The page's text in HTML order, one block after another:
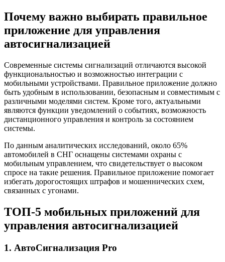
Почему важно выбирать правильное
приложение для управления
автосигнализацией
Современные системы сигнализаций отличаются высокой
функциональностью и возможностью интеграции с
мобильными устройствами. Правильное приложение должно
быть удобным в использовании, безопасным и совместимым с
различными моделями систем. Кроме того, актуальными
являются функции уведомлений о событиях, возможность
дистанционного управления и контроль за состоянием
системы.
По данным аналитических исследований, около 65%
автомобилей в СНГ оснащены системами охраны с
мобильным управлением, что свидетельствует о высоком
спросе на такие решения. Правильное приложение помогает
избегать дорогостоящих штрафов и мошеннических схем,
связанных с угонами.
ТОП-5 мобильных приложений для
управления автосигнализацией
1. АвтоСигнализация Pro